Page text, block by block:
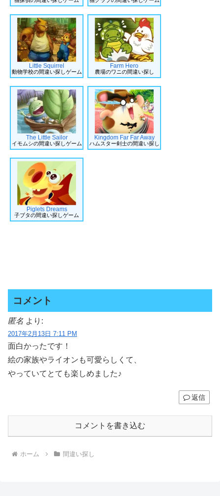
Little Squirrel
動物学校の間違い探しゲーム
Farm Hero
農場のワニの間違い探し
The Little Sailor
イモムシの間違い探しゲーム
Kingdom Far Far Away
ハムスター剣士の間違い探し
Piglets Dreams
子ブタの間違い探しゲーム
コメント
匿名 より:
2017年2月13日 7:11 PM
面白かったです！
絵の家族やライオンも可愛らしくて、
やっていてとても楽しめました♪
返信
コメントを書き込む
ホーム 間違い探し